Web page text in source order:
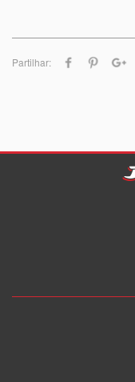
Partilhar: